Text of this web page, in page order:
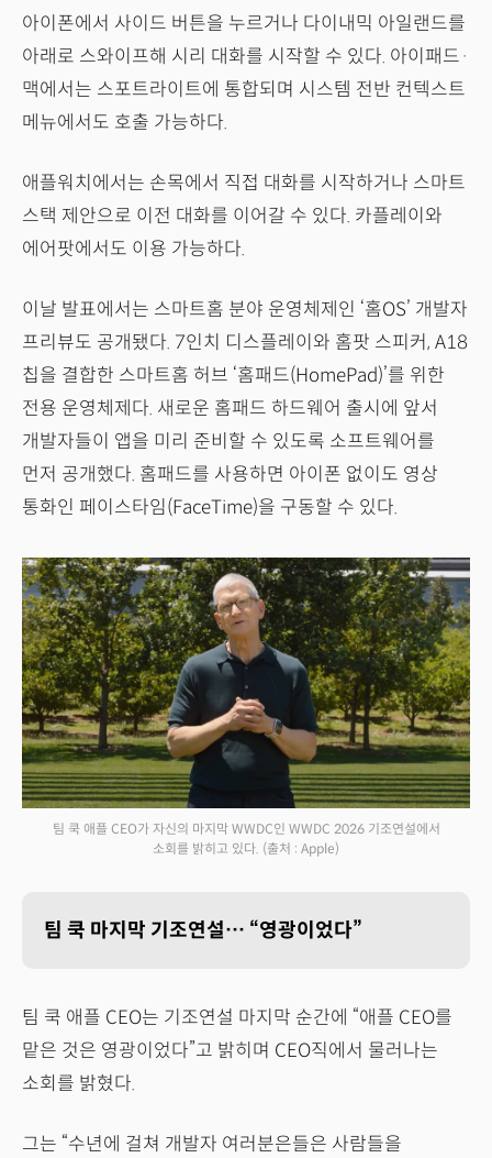
아이폰에서 사이드 버튼을 누르거나 다이내믹 아일랜드를
아래로 스와이프해 시리 대화를 시작할 수 있다. 아이패드·
맥에서는 스포트라이트에 통합되며 시스템 전반 컨텍스트
메뉴에서도 호출 가능하다.
애플워치에서는 손목에서 직접 대화를 시작하거나 스마트
스택 제안으로 이전 대화를 이어갈 수 있다. 카플레이와
에어팟에서도 이용 가능하다.
이날 발표에서는 스마트홈 분야 운영체제인 ‘홈OS’ 개발자
프리뷰도 공개됐다. 7인치 디스플레이와 홈팟 스피커, A18
칩을 결합한 스마트홈 허브 ‘홈패드(HomePad)’를 위한
전용 운영체제다. 새로운 홈패드 하드웨어 출시에 앞서
개발자들이 앱을 미리 준비할 수 있도록 소프트웨어를
먼저 공개했다. 홈패드를 사용하면 아이폰 없이도 영상
통화인 페이스타임(FaceTime)을 구동할 수 있다.
팀 쿡 애플 CEO가 자신의 마지막 WWDC인 WWDC 2026 기조연설에서
소회를 밝히고 있다. (출처 : Apple)
팀 쿡 마지막 기조연설… “영광이었다”
팀 쿡 애플 CEO는 기조연설 마지막 순간에 “애플 CEO를
맡은 것은 영광이었다”고 밝히며 CEO직에서 물러나는
소회를 밝혔다.
그는 “수년에 걸쳐 개발자 여러분은들은 사람들을